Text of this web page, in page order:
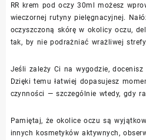
RR krem pod oczy 30ml możesz
wieczornej rutyny pielęgnacyjnej.
oczyszczoną skórę w okolicy oczu,
tak, by nie podrażniać wrażliwej strefy.
Jeśli zależy Ci na wygodzie, docenisz
Dzięki temu łatwiej dopasujesz
czynności — szczególnie wtedy, gdy
Pamiętaj, że okolice oczu są
innych kosmetyków aktywnych,